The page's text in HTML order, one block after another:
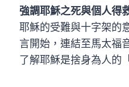
強調耶穌之死與個人得
耶穌的受難與十字架的
言開始，連結至馬太福
了解耶穌是捨身為人的